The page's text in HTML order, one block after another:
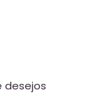
desejos